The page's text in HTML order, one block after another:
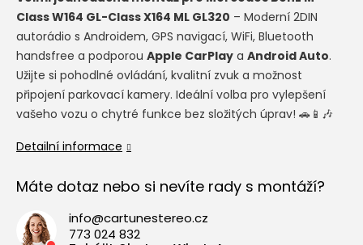
Class W164 GL-Class X164 ML GL320 – Moderní 2DIN
autorádio s Androidem, GPS navigací, WiFi, Bluetooth
handsfree a podporou Apple CarPlay a Android Auto.
Užijte si pohodlné ovládání, kvalitní zvuk a možnost
připojení parkovací kamery. Ideální volba pro vylepšení
vašeho vozu o chytré funkce bez složitých úprav! 🚗📱🎶
Detailní informace
Máte dotaz nebo si nevíte rady s montáží?
info@cartunestereo.cz
773 024 832